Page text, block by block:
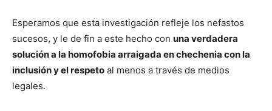
Esperamos que esta investigación refleje los nefastos
sucesos, y le de fin a este hecho con una verdadera
solución a la homofobia arraigada en chechenia con la
inclusión y el respeto al menos a través de medios
legales.